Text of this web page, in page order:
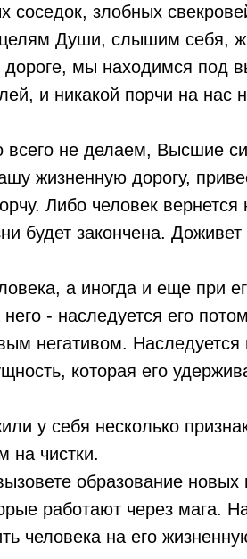
соседок, злобных
Души, слышим себя,
дороге, мы находимся под
и никакой порчи на нас
всего не делаем, Высшие
жизненную дорогу,
Либо человек вернется
будет закончена.
а иногда и еще при
- наследуется его
негативом.
которая его
у себя несколько
на чистки.
образование новых
работают через мага.
человека на его